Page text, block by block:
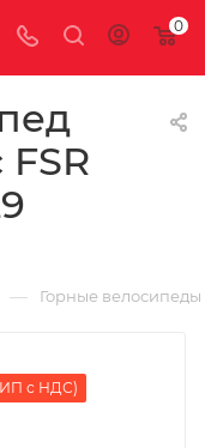
0
— Горные велосипеды
с НДС)